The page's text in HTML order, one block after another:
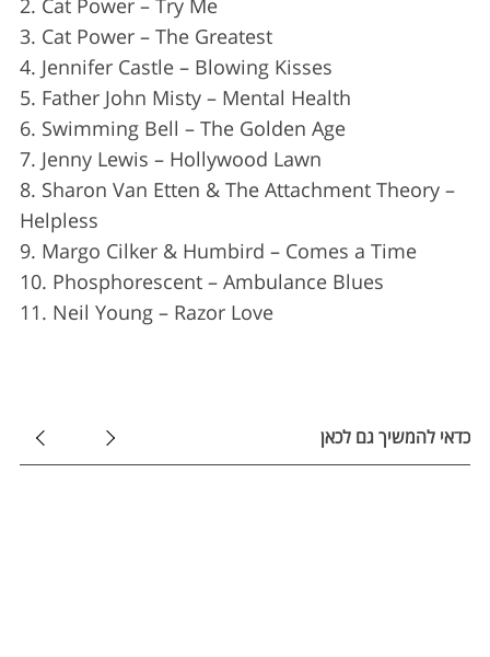
2. Cat Power – Try Me
3. Cat Power – The Greatest
4. Jennifer Castle – Blowing Kisses
5. Father John Misty – Mental Health
6. Swimming Bell – The Golden Age
7. Jenny Lewis – Hollywood Lawn
8. Sharon Van Etten & The Attachment Theory –
Helpless
9. Margo Cilker & Humbird – Comes a Time
10. Phosphorescent – Ambulance Blues
11. Neil Young – Razor Love
כדאי להמשיך גם לכאן
r